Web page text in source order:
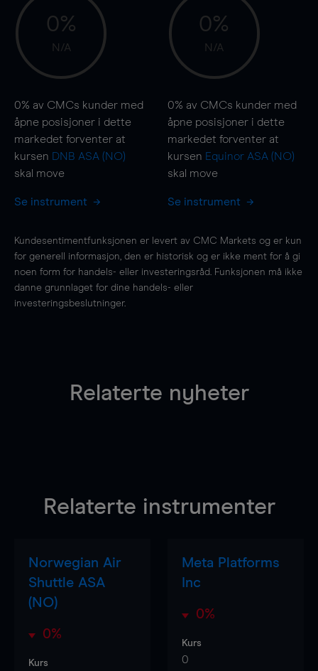
0%
N/A
0% av CMCs kunder med
åpne posisjoner i dette
markedet forventer at
kursen DNB ASA (NO)
skal move
Se instrument
0%
N/A
0% av CMCs kunder med
åpne posisjoner i dette
markedet forventer at
kursen Equinor ASA (NO)
skal move
Se instrument
Kundesentimentfunksjonen er levert av CMC Markets og er kun
for generell informasjon, den er historisk og er ikke ment for å gi
noen form for handels- eller investeringsråd. Funksjonen må ikke
danne grunnlaget for dine handels- eller
investeringsbeslutninger.
Relaterte nyheter
Relaterte instrumenter
Norwegian Air
Shuttle ASA
(NO)
0%
Kurs
Meta Platforms
Inc
0%
Kurs
0